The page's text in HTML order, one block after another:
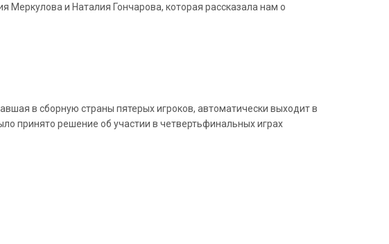
и Наталия Гончарова, которая рассказала нам о
в сборную страны пятерых игроков, автоматически выходит в
принято решение об участии в четвертьфинальных играх